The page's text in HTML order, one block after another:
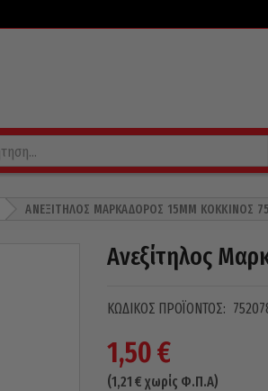
ΑΝΕΞΊΤΗΛΟΣ ΜΑΡΚΑΔΌΡΟΣ 15MM ΚΌΚΚΙΝΟΣ
Ανεξίτηλος
ΚΩΔΙΚΌΣ ΠΡΟΪΌΝΤΟΣ:
1,50€
(1,21 € χωρίς Φ.Π.Α)